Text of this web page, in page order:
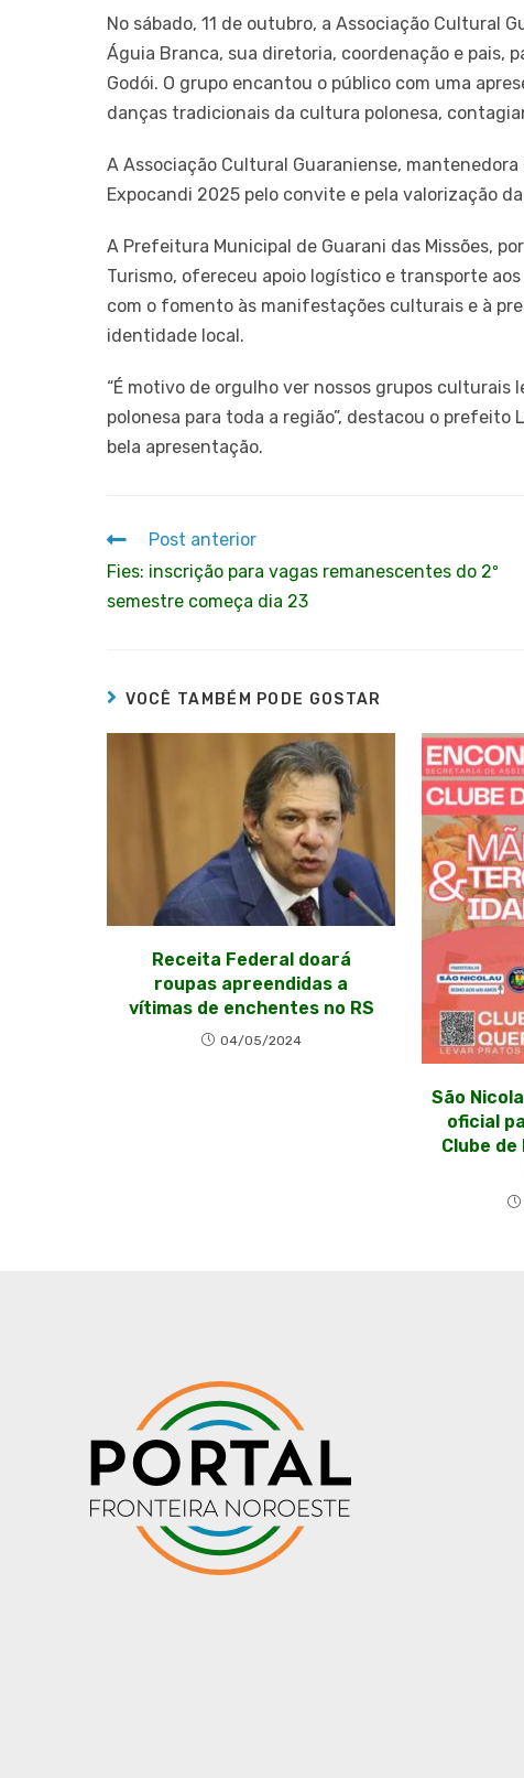
No sábado, 11 de outubro, a Associação Cultural
Águia Branca, sua diretoria, coordenação e pais,
Godói. O grupo encantou o público com uma
danças tradicionais da cultura polonesa,
A Associação Cultural Guaraniense,
Expocandi 2025 pelo convite e pela valorização
A Prefeitura Municipal de Guarani das Missões,
Turismo, ofereceu apoio logístico e transporte
com o fomento às manifestações culturais e à
identidade local.
“É motivo de orgulho ver nossos grupos culturais
polonesa para toda a região”, destacou o prefeito
bela apresentação.
Post anterior
Fies: inscrição para vagas remanescentes do 2º
semestre começa dia 23
VOCÊ TAMBÉM PODE GOSTAR
Receita Federal doará
roupas apreendidas a
vítimas de enchentes no RS
04/05/2024
São
oficial
Clube